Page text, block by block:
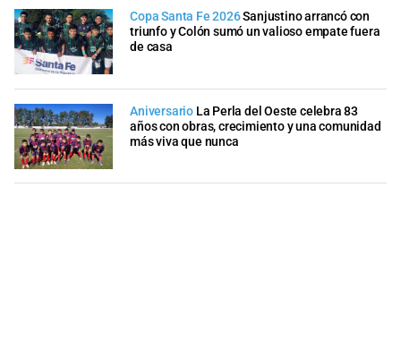
Copa Santa Fe 2026Sanjustino arrancó con
triunfo y Colón sumó un valioso empate fuera
de casa
Aniversario La Perla del Oeste celebra 83
años con obras, crecimiento y una comunidad
más viva que nunca